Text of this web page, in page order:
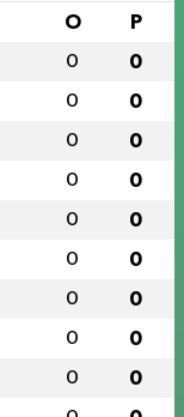
O P
0 0
0 0
0 0
0 0
0 0
0 0
0 0
0 0
0 0